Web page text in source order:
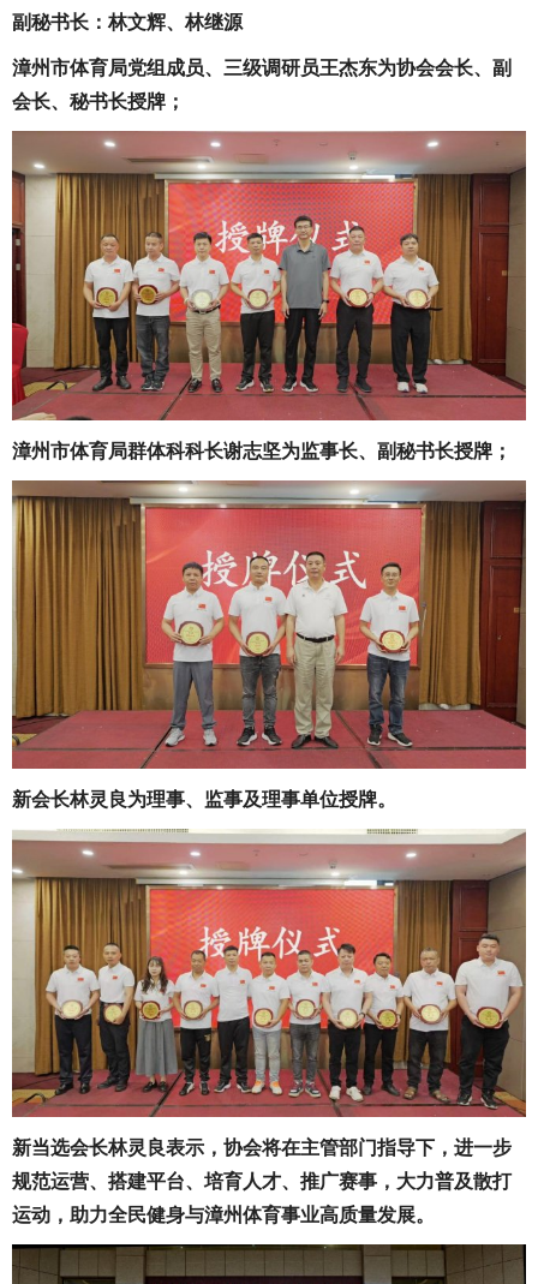
副秘书长：林文辉、林继源
漳州市体育局党组成员、三级调研员王杰东为协会会长、副
会长、秘书长授牌；
漳州市体育局群体科科长谢志坚为监事长、副秘书长授牌；
新会长林灵良为理事、监事及理事单位授牌。
新当选会长林灵良表示，协会将在主管部门指导下，进一步
规范运营、搭建平台、培育人才、推广赛事，大力普及散打
运动，助力全民健身与漳州体育事业高质量发展。